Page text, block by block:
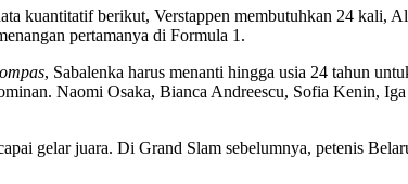
kuantitatif berikut, Verstappen membutuhkan 24 kali,
pertamanya di Formula 1.
, Sabalenka harus menanti hingga usia 24 tahun
Naomi Osaka, Bianca Andreescu, Sofia Kenin,
gelar juara. Di Grand Slam sebelumnya, petenis